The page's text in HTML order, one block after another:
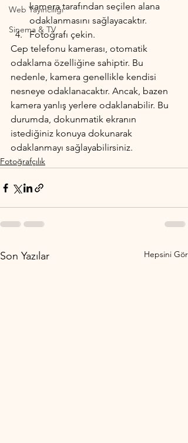
Web Yayıncılığı
Sinema & TV
kamera tarafından seçilen alana
odaklanmasını sağlayacaktır.
Fotoğrafı çekin.
Cep telefonu kamerası, otomatik
odaklama özelliğine sahiptir. Bu
nedenle, kamera genellikle kendisi
nesneye odaklanacaktır. Ancak, bazen
kamera yanlış yerlere odaklanabilir. Bu
durumda, dokunmatik ekranın
istediğiniz konuya dokunarak
odaklanmayı sağlayabilirsiniz.
Fotoğrafçılık
Son Yazılar Hepsini Gör